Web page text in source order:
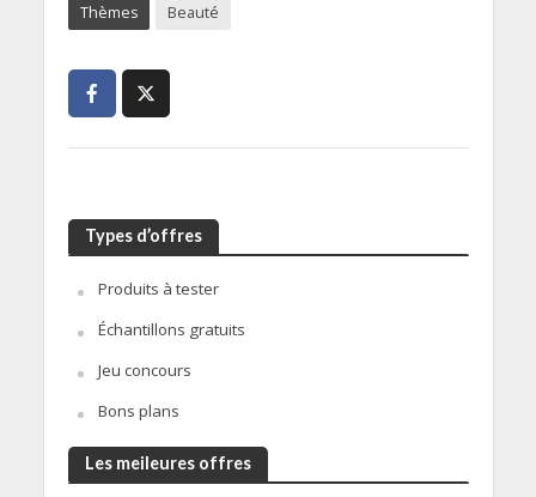
Thèmes Beauté
Types d’offres
Produits à tester
Échantillons gratuits
Jeu concours
Bons plans
Les meileures offres